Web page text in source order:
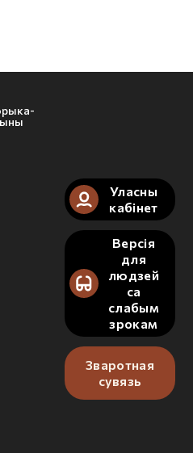
Уласны
кабінет
Версія
для
людзей
са
слабым
зрокам
Зваротная
сувязь